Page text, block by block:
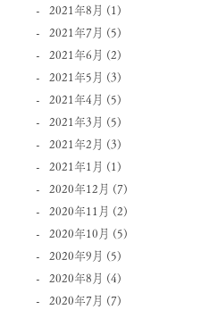
2021年8月 (1)
2021年7月 (5)
2021年6月 (2)
2021年5月 (3)
2021年4月 (5)
2021年3月 (5)
2021年2月 (3)
2021年1月 (1)
2020年12月 (7)
2020年11月 (2)
2020年10月 (5)
2020年9月 (5)
2020年8月 (4)
2020年7月 (7)